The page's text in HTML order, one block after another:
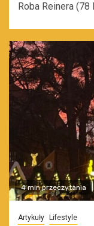
Roba Reinera
4 min przeczytania
Artykuły Lifestyle